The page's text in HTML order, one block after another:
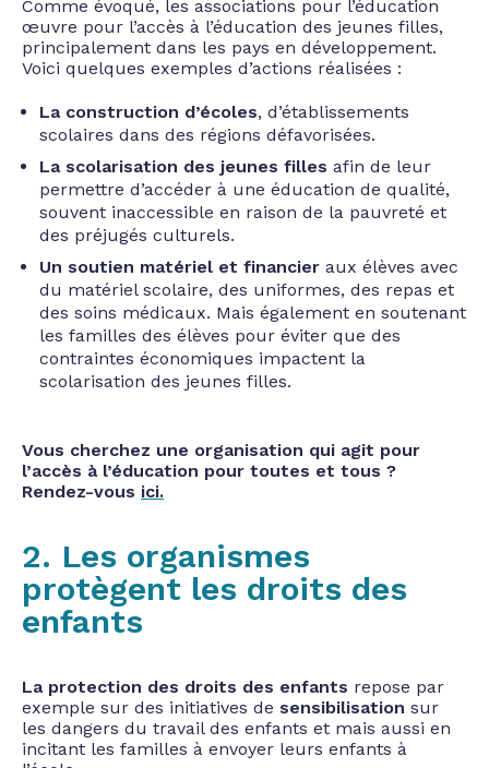
Comme évoqué, les associations pour l’éducation
œuvre pour l’accès à l’éducation des jeunes filles,
principalement dans les pays en développement.
Voici quelques exemples d’actions réalisées :
La construction d’écoles, d’établissements
scolaires dans des régions défavorisées.
La scolarisation des jeunes filles afin de leur
permettre d’accéder à une éducation de qualité,
souvent inaccessible en raison de la pauvreté et
des préjugés culturels.
Un soutien matériel et financier aux élèves avec
du matériel scolaire, des uniformes, des repas et
des soins médicaux. Mais également en soutenant
les familles des élèves pour éviter que des
contraintes économiques impactent la
scolarisation des jeunes filles.
Vous cherchez une organisation qui agit pour
l’accès à l’éducation pour toutes et tous ?
Rendez-vous ici.
2. Les organismes
protègent les droits des
enfants
La protection des droits des enfants repose par
exemple sur des initiatives de sensibilisation sur
les dangers du travail des enfants et mais aussi en
incitant les familles à envoyer leurs enfants à